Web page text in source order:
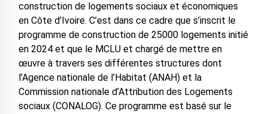
construction de logements sociaux et économiques
en Côte d’Ivoire. C’est dans ce cadre que s’inscrit le
programme de construction de 25000 logements initié
en 2024 et que le MCLU et chargé de mettre en
œuvre à travers ses différentes structures dont
l’Agence nationale de l’Habitat (ANAH) et la
Commission nationale d’Attribution des Logements
sociaux (CONALOG). Ce programme est basé sur le